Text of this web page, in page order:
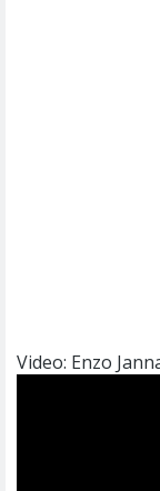
Video: Enzo